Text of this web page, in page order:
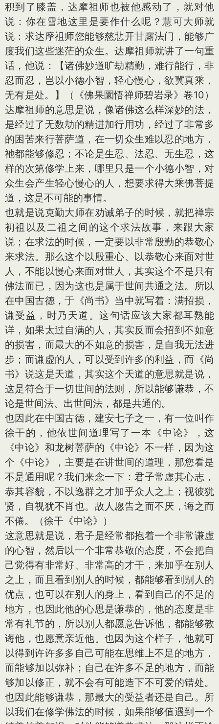
积到了膝盖，达摩祖师也被他感动了，就对他
说：你在雪地这里是要作什么呢？慧可大师就
说：求达摩祖师您能够慈悲开甘露法门，能够广
度我们这些迷茫的众生。达摩祖师就讲了一句重
话，他说：【诸佛妙道旷劫精勤，难行能行，非
忍而忍，岂以小德小智，轻心慢心，欲冀真乘，
无有是处。】（《佛果圜悟禅师碧岩录》卷10）
达摩祖师的意思是说，像诸佛这么样深妙的法，
是经过了无数劫的精进加行用功，经过了非常多
的困苦来行菩萨道，在一切众生难以忍的地方，
祂都能够修忍；不论是生忍、法忍、无生忍，这
样的次第修学上来，哪里只是一个小德小智，对
众生会产生轻心慢心的人，想要求得大乘佛菩提
道，这是不可能的事情。
也就是说克勤大师在劝诫弟子的时候，就把禅宗
初祖以及二祖之间的这个求法故事，来跟大家
说；在求法的时候，一定要以非常殷勤的恭敬心
来求法。那么这个以殷重心、以恭敬心来面对世
人，不能以慢心来面对世人，其实这个不是只有
佛法而已，因为这也是属于世间共通之法。所以
在中国古德，于《尚书》当中就写着：满招损，
谦受益，时乃天道。这句话应该大家都耳熟能
详，如果太过自满的人，其实反而会招到不如意
的损害，而最大的不如意的损害，是自我无法进
步；而谦虚的人，可以受到许多的利益，而《尚
书》说这是天道，其实这个天道的意思就是说，
这是符合于一切世间的法则，所以能够谦恭，不
论是世间法、出世间法，都是共通的。
也因此在中国古德，建安七子之一，有一位叫作
徐干的，他依世间道理写了一本《中论》，这
《中论》和龙树菩萨的《中论》不一样，因为这
个《中论》，主要是在讲世间的道理，那您看是
不是通用呢？我们来念一下：君子常虚其心志，
恭其容貌，不以逸群之才加乎众人之上；视彼犹
贤，自视犹不肖也。故人愿告之而不厌，诲之而
不倦。（徐干《中论》）
这意思就是说，君子是经常都抱着一个非常谦虚
的心智，然后以一个非常恭敬的态度，不会把自
己觉得有非常好、非常高的才干，来加乎在别人
之上，而且看到别人的时候，都能够看到别人的
优点，也可以在别人的身上，看到自己的不足的
地方，也因此他的心思是谦恭的，他的态度是非
常有礼节的，所以别人都愿意告诉他，都能够教
诲他，也愿意亲近他。也因为这个样子，他就可
以得到许许多多自己可能在思维上不足的地方，
而能够加以弥补；自己在许多不足的地方，而能
够加以修正，就不会有可能造下不可爱的错处。
也因此能够谦恭，那最大的受益者还是自己。所
以我们在修学佛法的时候，如果能够值遇到一个